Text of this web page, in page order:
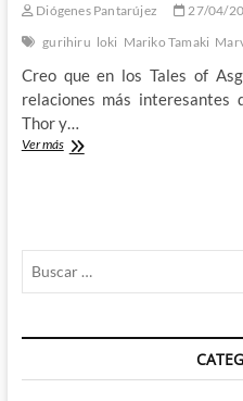
Diógenes Pantarújez 27/04/
gurihiru loki Mariko Tamaki
Creo que en los Tales of
relaciones más
Thor y…
Ver más¿Y
de
&
Double